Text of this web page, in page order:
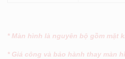
* Màn hình là nguyên bộ gồm mặt
* Giá công và bảo hành thay màn